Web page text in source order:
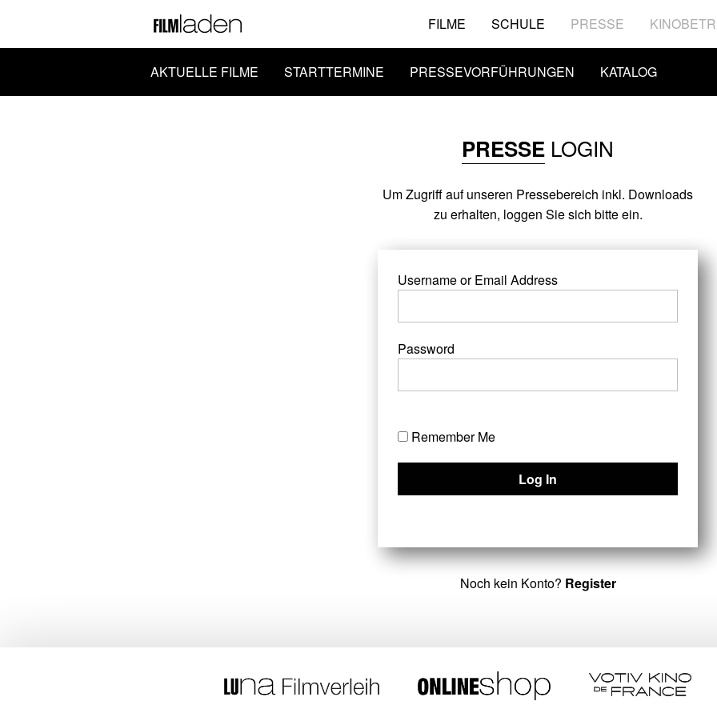
FILME SCHULE PRESSE
AKTUELLE FILME STARTTERMINE PRESSEVORFÜHRUNGEN KATALOG
PRESSE LOGIN
Um Zugriff auf unseren Pressebereich inkl. Downloads
zu erhalten, loggen Sie sich bitte ein.
Username or Email Address
Password
Remember Me
Noch kein Konto? Register